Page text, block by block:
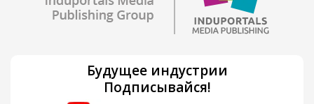
Будущее индустрии
Подписывайся!